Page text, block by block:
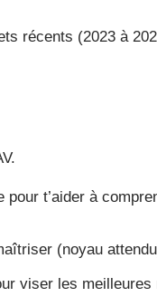
récents (2023 à
t’aider à
(noyau
viser les meilleures